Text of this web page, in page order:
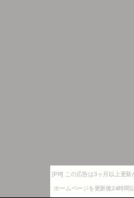
[PR] この広告は3ヶ月以上更新
ホームページを更新後24時間